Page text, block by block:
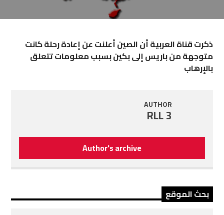
ذكرت قناة العربية أنالصينأعلنت عن إعادة رحلة كانت
متوجهة منباريسإلى بكين بسبب معلومات تتعلق
بالإرهاب
AUTHOR
RLL 3
Author's archive
بحث الموقع